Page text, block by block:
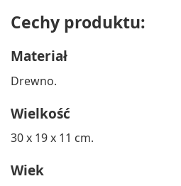
Cechy produktu:
Materiał
Drewno.
Wielkość
30 x 19 x 11 cm.
Wiek